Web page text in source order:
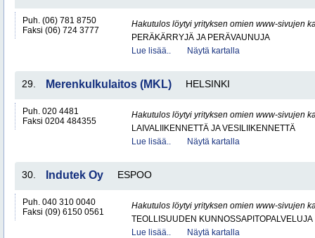
Puh. (06) 781 8750
Faksi (06) 724 3777
Hakutulos löytyi yrityksen omien www-sivujen
PERÄKÄRRYJÄ JA PERÄVAUNUJA
Lue lisää..
Näytä kartalla
29. Merenkulkulaitos (MKL) HELSINKI
Puh. 020 4481
Faksi 0204 484355
Hakutulos löytyi yrityksen omien www-sivujen
LAIVALIIKENNETTÄ JA VESILIIKENNETTÄ
Lue lisää..
Näytä kartalla
30. Indutek Oy ESPOO
Puh. 040 310 0040
Faksi (09) 6150 0561
Hakutulos löytyi yrityksen omien www-sivujen
TEOLLISUUDEN KUNNOSSAPITOPALVELUJA
Lue lisää..
Näytä kartalla